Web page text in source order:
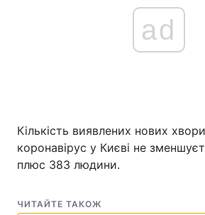
ad
Кількість виявлених нових
коронавірус у Києві не
плюс 383 людини.
ЧИТАЙТЕ ТАКОЖ